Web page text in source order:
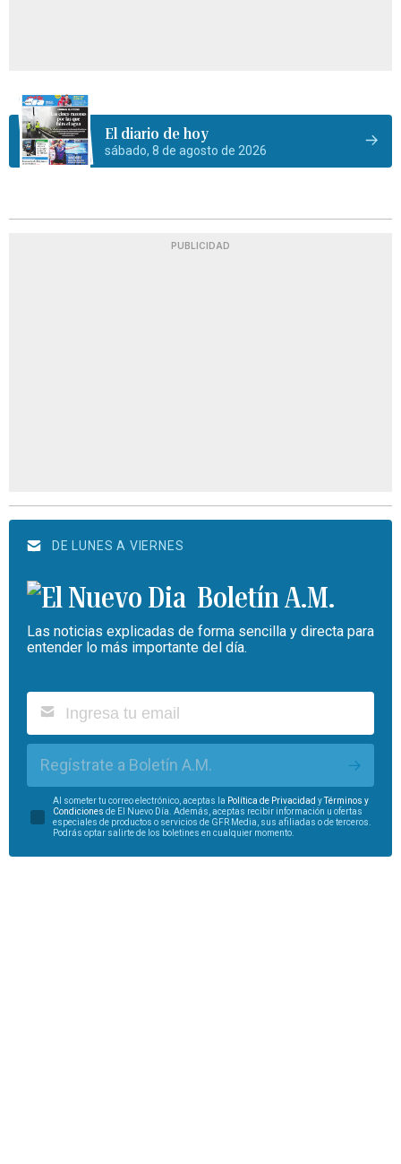
El diario de hoy
sábado, 8 de agosto de 2026
PUBLICIDAD
DE LUNES A VIERNES
Boletín A.M.
Las noticias explicadas de forma sencilla y directa para
entender lo más importante del día.
Regístrate a Boletín A.M.
Al someter tu correo electrónico, aceptas la Política de Privacidad yTérminos y
Condiciones de El Nuevo Día. Además, aceptas recibir información u ofertas
especiales de productos o servicios de GFR Media, sus afiliadas o de terceros.
Podrás optar salirte de los boletines en cualquier momento.